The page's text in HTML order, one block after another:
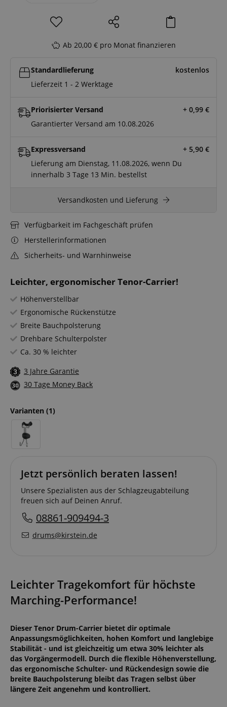
Leichter, ergonomischer Tenor-Carrier!
Höhenverstellbar
Ergonomische Rückenstütze
Breite Bauchpolsterung
Drehbare Schulterpolster
Ca. 30 % leichter
3 Jahre Garantie
30 Tage Money Back
Varianten (1)
Ab 20,00 € pro Monat finanzieren
Standardlieferung
kostenlos
Lieferzeit 1 - 2 Werktage
Priorisierter Versand + 0,99 €
Garantierter Versand am 10.08.2026
Expressversand + 5,90 €
Lieferung am Dienstag, 11.08.2026, wenn Du
innerhalb3 Tage 13 Min. bestellst
Versandkosten und Lieferung
Verfügbarkeit im Fachgeschäft prüfen
Herstellerinformationen
Sicherheits- und Warnhinweise
Jetzt persönlich beraten lassen!
Unsere Spezialisten aus der Schlagzeugabteilung
freuen sich auf Deinen Anruf.
08861-909494-3
drums@kirstein.de
Leichter Tragekomfort für höchste
Marching-Performance!
Dieser Tenor Drum-Carrier bietet dir optimale
Anpassungsmöglichkeiten, hohen Komfort und langlebige
Stabilität - und ist gleichzeitig um etwa 30% leichter als
das Vorgängermodell. Durch die flexible Höhenverstellung,
das ergonomische Schulter- und Rückendesign sowie die
breite Bauchpolsterung bleibt das Tragen selbst über
längere Zeit angenehm und kontrolliert.